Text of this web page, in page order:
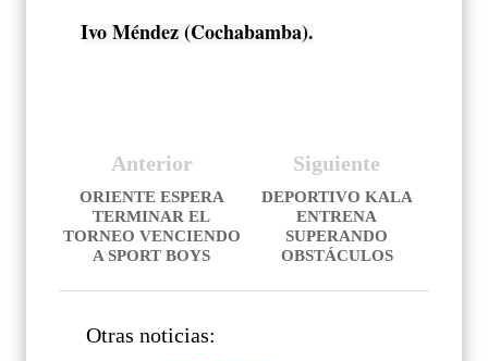
Ivo Méndez (Cochabamba).
Siguiente
DEPORTIVO KALA
ENTRENA
SUPERANDO
OBSTÁCULOS
Anterior
ORIENTE ESPERA
TERMINAR EL
TORNEO VENCIENDO
A SPORT BOYS
Otras noticias: